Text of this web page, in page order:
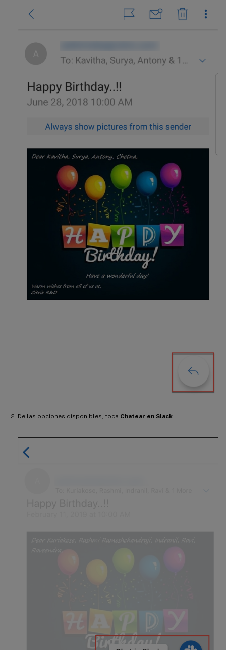
De las opciones disponibles, toca Chatear en Slack.